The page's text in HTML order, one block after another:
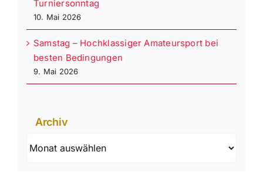
Turniersonntag
10. Mai 2026
Samstag – Hochklassiger Amateursport bei
besten Bedingungen
9. Mai 2026
Archiv